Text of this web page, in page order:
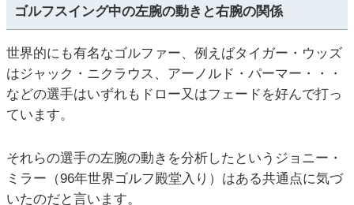
ゴルフスイング中の左腕の動きと右腕の関係
世界的にも有名なゴルファー、例えばタイガー・ウッズ
はジャック・ニクラウス、アーノルド・パーマー・・・
などの選手はいずれもドロー又はフェードを好んで打っ
ています。
それらの選手の左腕の動きを分析したというジョニー・
ミラー（96年世界ゴルフ殿堂入り）はある共通点に気づ
いたのだと言います。